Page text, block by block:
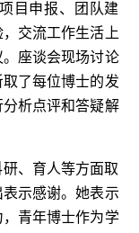
目申报、团队建
交流工作生活上
座谈会现场讨论
了每位博士的发
析点评和答疑解
、育人等方面取
示感谢。她表示
青年博士作为学